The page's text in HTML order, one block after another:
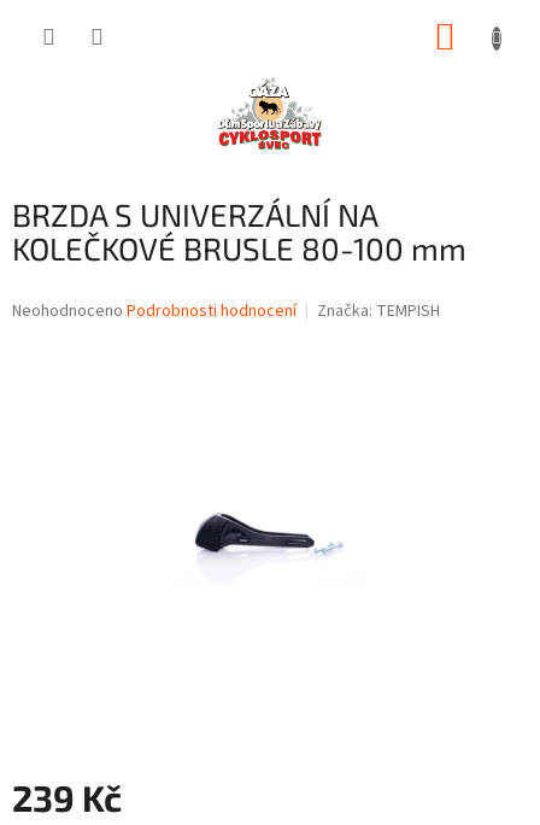
BRZDA S UNIVERZÁLNÍ NA
KOLEČKOVÉ BRUSLE 80-100 mm
Průměrné
Neohodnoceno Podrobnosti hodnocení Značka: TEMPISH
239 Kč